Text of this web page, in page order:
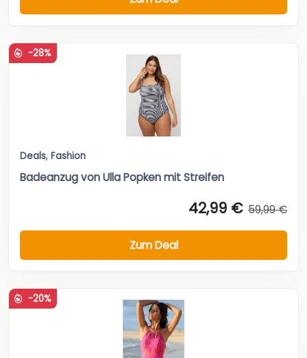
-28%
Deals, Fashion
Badeanzug von Ulla Popken mit Streifen
42,99 € 59,99 €
Zum Deal
-20%